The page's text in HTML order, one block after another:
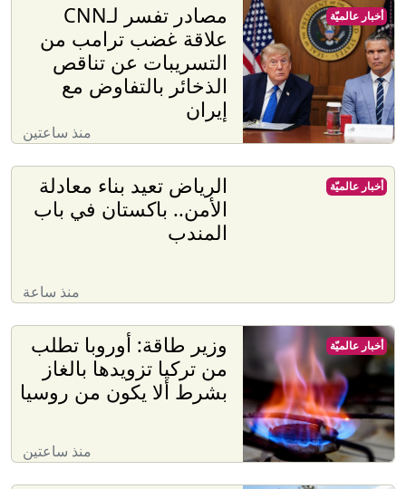
مصادر تفسر لـCNN
علاقة غضب ترامب من
التسريبات عن تناقص
الذخائر بالتفاوض مع
إيران
منذ ساعتين
أخبار عالميّة
الرياض تعيد بناء معادلة
الأمن.. باكستان في باب
المندب
منذ ساعة
أخبار عالميّة
وزير طاقة: أوروبا تطلب
من تركيا تزويدها بالغاز
بشرط ألا يكون من روسيا
منذ ساعتين
أخبار عالميّة